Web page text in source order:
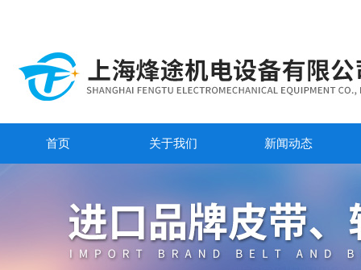
首页 关于我们 新闻动态